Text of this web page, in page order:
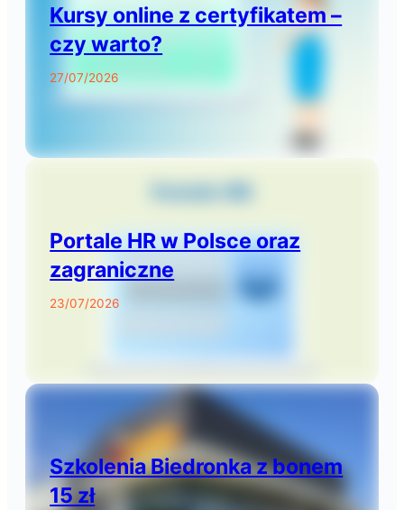
Kursy online z certyfikatem –
czy warto?
27/07/2026
Portale HR w Polsce oraz
zagraniczne
23/07/2026
Szkolenia Biedronka z bonem
15 zł